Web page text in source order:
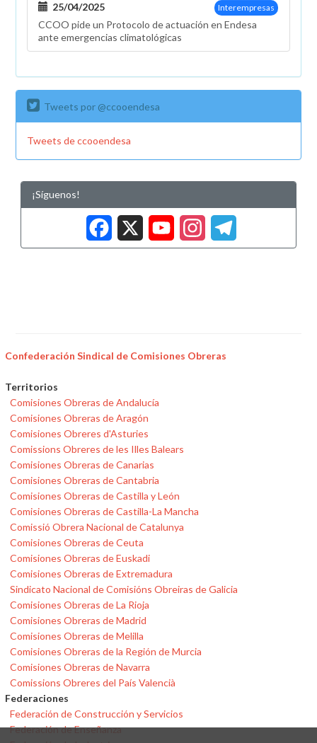
Interempresas
25/04/2025
CCOO pide un Protocolo de actuación en Endesa
ante emergencias climatológicas
Tweets por @ccooendesa
Tweets de ccooendesa
¡Síguenos!
Facebook
X
Confederación Sindical de Comisiones Obreras
Territorios
Comisiones Obreras de Andalucía
Comisiones Obreras de Aragón
Comisiones Obreres d'Asturies
Comissions Obreres de les Illes Balears
Comisiones Obreras de Canarias
Comisiones Obreras de Cantabria
Comisiones Obreras de Castilla y León
Comisiones Obreras de Castilla-La Mancha
Comissió Obrera Nacional de Catalunya
Comisiones Obreras de Ceuta
Comisiones Obreras de Euskadi
Comisiones Obreras de Extremadura
Sindicato Nacional de Comisións Obreiras de Galicia
Comisiones Obreras de La Rioja
Comisiones Obreras de Madrid
Comisiones Obreras de Melilla
Comisiones Obreras de la Región de Murcia
Comisiones Obreras de Navarra
Comissions Obreres del País Valencià
Federaciones
Federación de Construcción y Servicios
Federación de Enseñanza